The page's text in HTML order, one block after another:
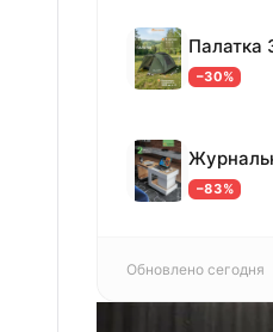
Палатка
−30%
−83%
Обновлено сегодня